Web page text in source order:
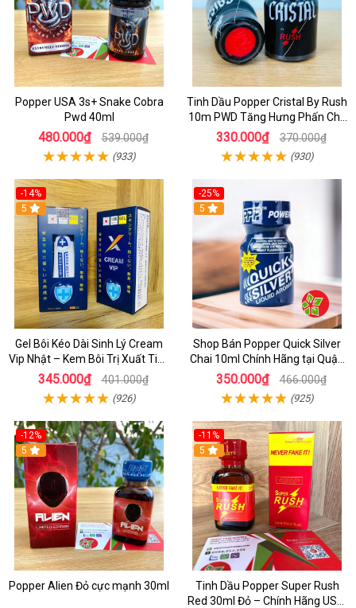
Popper USA 3s+ Snake Cobra
Pwd 40ml
480.000₫ 539.000₫
(933)
Tinh Dầu Popper Cristal By Rush
10m PWD Tăng Hưng Phấn Cho
Top Bot
330.000₫ 370.000₫
(930)
-14%
5
Gel Bôi Kéo Dài Sinh Lý Cream
Vip Nhật – Kem Bôi Trị Xuất Tinh
Sớm Chính Hãng Cho Nam
345.000₫ 401.000₫
(926)
-25%
5
Shop Bán Popper Quick Silver
Chai 10ml Chính Hãng tại Quận
1 - Kích thích tăng ham muốn
cực mạnh
350.000₫ 466.000₫
(925)
-12%
5
Popper Alien Đỏ cực mạnh 30ml
-11%
5
Tinh Dầu Popper Super Rush
Red 30ml Đỏ – Chính Hãng USA,